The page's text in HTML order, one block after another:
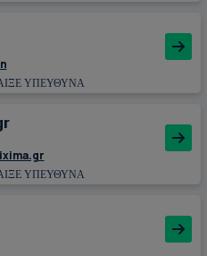
ΥΠΕΥΘΥΝΑ
ΥΠΕΥΘΥΝΑ